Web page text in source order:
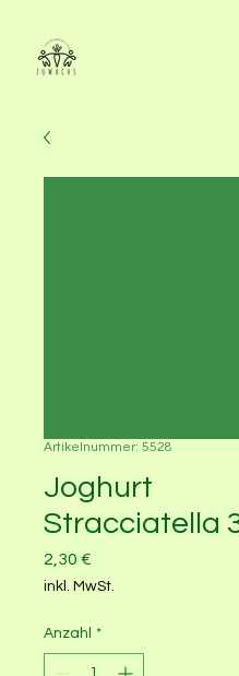
Artikelnummer: 5528
Joghurt
Stracciatella
2,30 €
inkl. MwSt.
Anzahl *